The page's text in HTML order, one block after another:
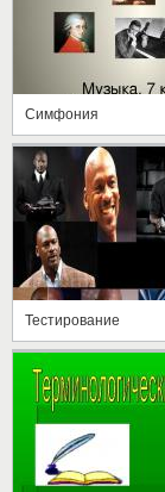
Симфония
Тестирование